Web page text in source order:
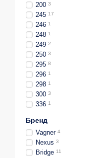
200 3
245 17
246 1
248 1
249 2
250 3
295 8
296 1
298 1
300 3
336 1
Бренд
Vagner 4
Nexus 3
Bridge 11